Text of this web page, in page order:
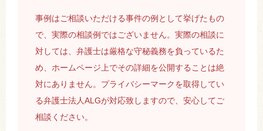
事例はご相談いただける事件の例として挙げたもの
で、実際の相談例ではございません。実際の相談に
対しては、弁護士は厳格な守秘義務を負っているた
め、ホームページ上でその詳細を公開することは絶
対にありません。プライバシーマークを取得してい
る弁護士法人ALGが対応致しますので、安心してご
相談ください。